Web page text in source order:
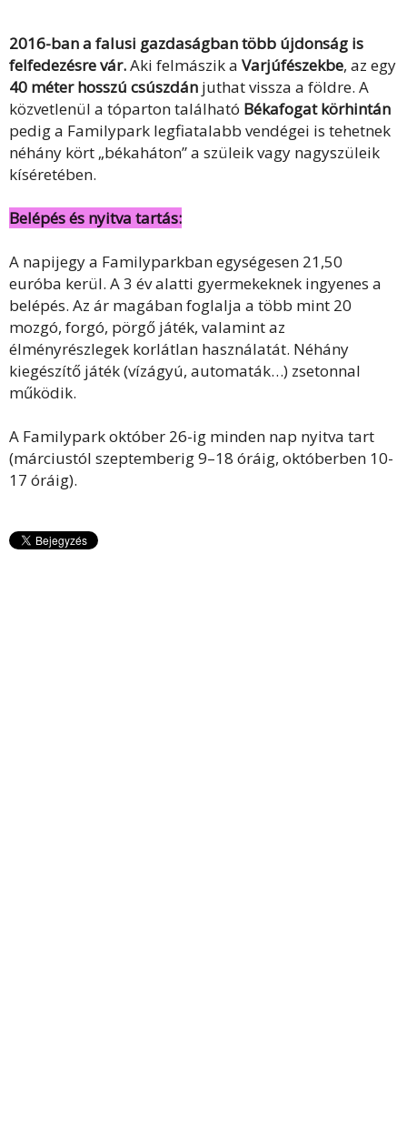
2016-ban a falusi gazdaságban több újdonság is
felfedezésre vár.Aki felmászik a Varjúfészekbe, az egy
40 méter hosszú csúszdán juthat vissza a földre. A
közvetlenül a tóparton található Békafogat körhintán
pedig a Familypark legfiatalabb vendégei is tehetnek
néhány kört „békaháton” a szüleik vagy nagyszüleik
kíséretében.
Belépés és nyitva tartás:
A napijegy a Familyparkban egységesen 21,50
euróba kerül. A 3 év alatti gyermekeknek ingyenes a
belépés. Az ár magában foglalja a több mint 20
mozgó, forgó, pörgő játék, valamint az
élményrészlegek korlátlan használatát. Néhány
kiegészítő játék (vízágyú, automaták…) zsetonnal
működik.
A Familypark október 26-ig minden nap nyitva tart
(márciustól szeptemberig 9–18 óráig, októberben 10-
17 óráig).